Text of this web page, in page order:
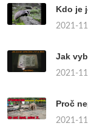
Kdo je
2021-
Jak
2021-
Proč
2021-